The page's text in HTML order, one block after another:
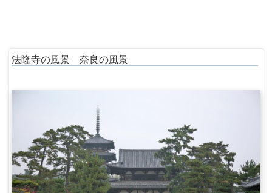
法隆寺の風景 奈良の風景